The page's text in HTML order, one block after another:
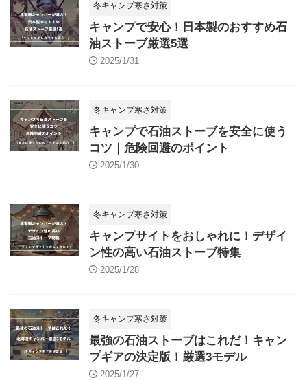
冬キャンプ寒さ対策
キャンプで安心！日本製のおすすめ石
油ストーブ厳選5選
2025/1/31
冬キャンプ寒さ対策
キャンプで石油ストーブを安全に使う
コツ｜危険回避のポイント
2025/1/30
冬キャンプ寒さ対策
キャンプサイトをおしゃれに！デザイ
ン性の高い石油ストーブ特集
2025/1/28
冬キャンプ寒さ対策
最強の石油ストーブはこれだ！キャン
プギアの決定版！厳選3モデル
2025/1/27